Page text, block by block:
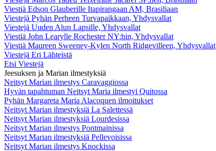
Viestiä Edson Glauberille Itapirangaan AM, Brasiliaan
Viestejä Pyhän Perheen Turvapaikkaan, Yhdysvallat
Viestejä Uuden Alun Lapsille, Yhdysvallat
Viestiä John Learylle Rochester NY:hin, Yhdysvallat
Viestiä Maureen Sweeney-Kylen North Ridgevilleen, Yhdysvallat
Viestejä Eri Lähteistä
Etsi Viestejä
Jeesuksen ja Marian ilmestyksiä
Neitsyt Marian ilmestys Caravaggiossa
Hyvän tapahtuman Neitsyt Maria ilmestyi Quitossa
Pyhän Margareta Maria Alacoquen ilmoitukset
Neitsyt Marian ilmestyksiä La Salettessä
Neitsyt Marian ilmestyksiä Lourdesissa
Neitsyt Marian ilmestys Pontmainissa
Neitsyt Marian ilmestyksiä Pellevoisissa
Neitsyt Marian ilmestys Knockissa